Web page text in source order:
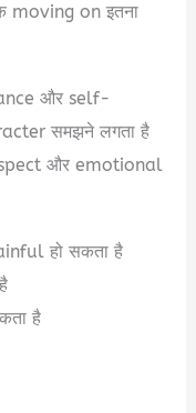
moving on इतना
और self-
समझने लगता है
और emotional
हो सकता है
है